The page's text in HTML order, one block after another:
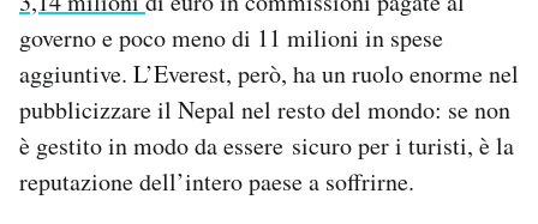
governo e poco meno di 11 milioni in spese
aggiuntive. L’Everest, però, ha un ruolo enorme nel
pubblicizzare il Nepal nel resto del mondo: se non
è gestito in modo da essere sicuro per i turisti, è la
reputazione dell’intero paese a soffrirne.